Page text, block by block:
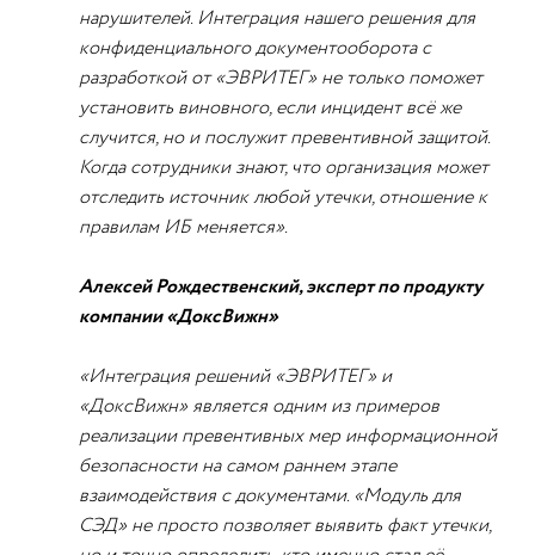
нарушителей. Интеграция нашего решения для
конфиденциального документооборота с
разработкой от «ЭВРИТЕГ» не только поможет
установить виновного, если инцидент всё же
случится, но и послужит превентивной защитой.
Когда сотрудники знают, что организация может
отследить источник любой утечки, отношение к
правилам ИБ меняется».
Алексей Рождественский, эксперт по продукту
компании «ДоксВижн»
«Интеграция решений «ЭВРИТЕГ» и
«ДоксВижн» является одним из примеров
реализации превентивных мер информационной
безопасности на самом раннем этапе
взаимодействия с документами. «Модуль для
СЭД» не просто позволяет выявить факт утечки,